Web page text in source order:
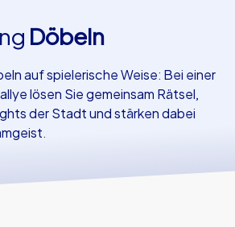
Döbeln
auf spielerische Weise: Bei einer
lösen Sie gemeinsam Rätsel,
der Stadt und stärken dabei